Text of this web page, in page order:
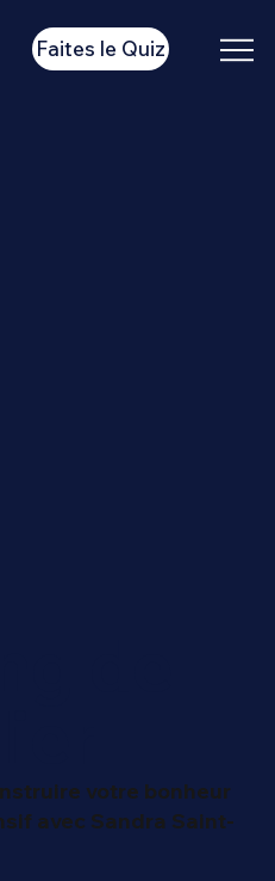
Faites le Quiz
votre bonheur
avec Sandra Saint-